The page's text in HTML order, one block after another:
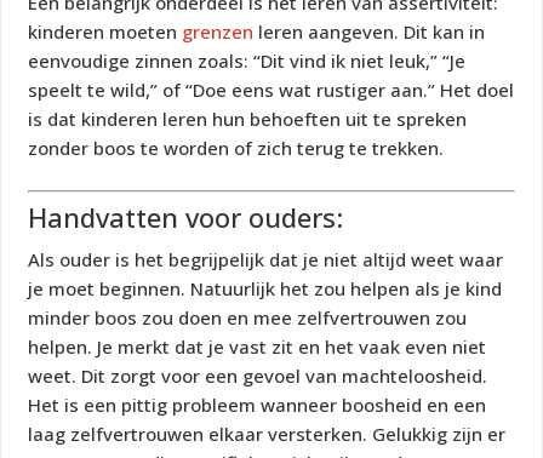
kinderen moeten grenzen leren aangeven. Dit kan in
eenvoudige zinnen zoals: “Dit vind ik niet leuk,” “Je
speelt te wild,” of “Doe eens wat rustiger aan.” Het doel
is dat kinderen leren hun behoeften uit te spreken
zonder boos te worden of zich terug te trekken.
Handvatten voor ouders:
Als ouder is het begrijpelijk dat je niet altijd weet waar
je moet beginnen. Natuurlijk het zou helpen als je kind
minder boos zou doen en mee zelfvertrouwen zou
helpen. Je merkt dat je vast zit en het vaak even niet
weet. Dit zorgt voor een gevoel van machteloosheid.
Het is een pittig probleem wanneer boosheid en een
laag zelfvertrouwen elkaar versterken. Gelukkig zijn er